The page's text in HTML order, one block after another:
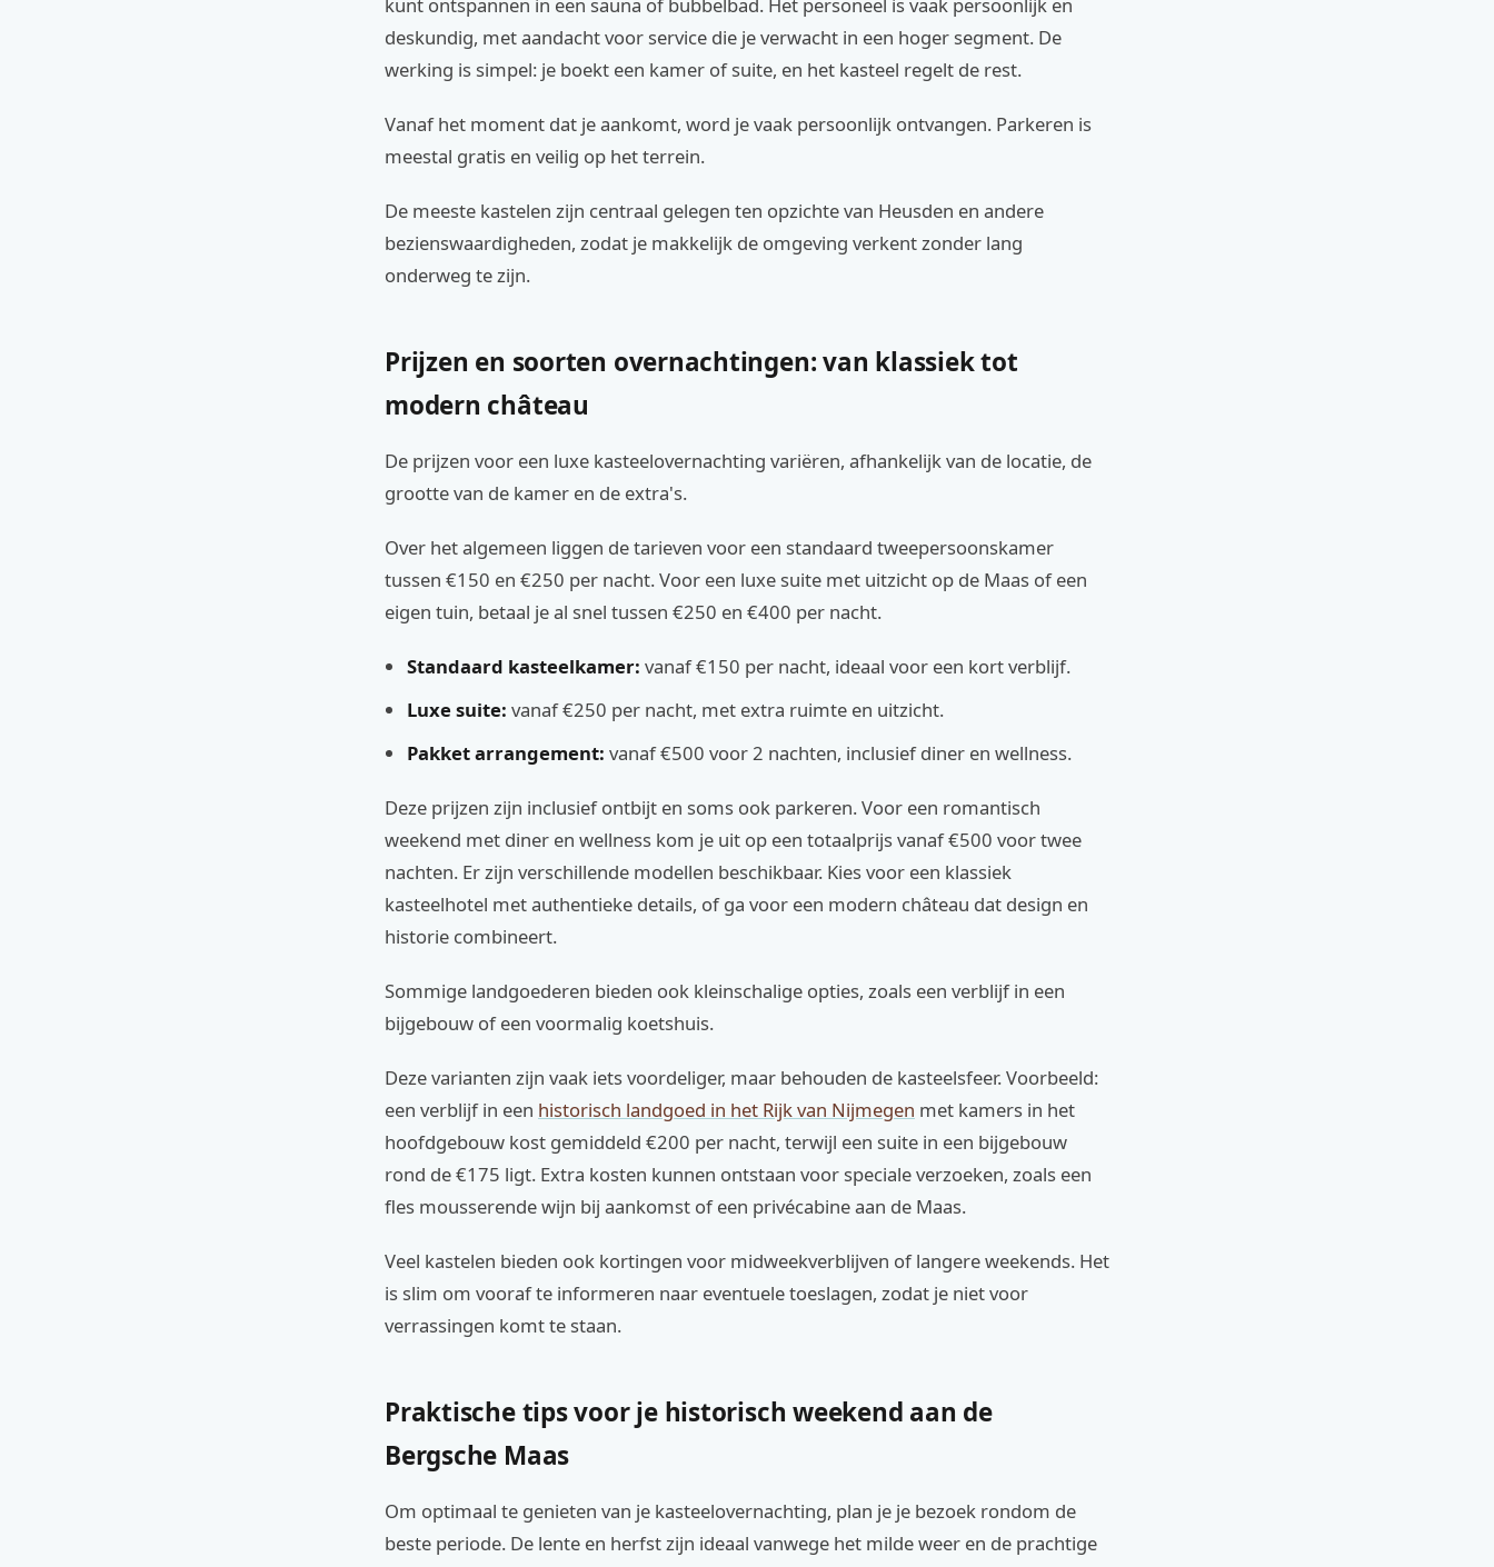
deskundig, met aandacht voor service die je verwacht in een hoger segment. De
werking is simpel: je boekt een kamer of suite, en het kasteel regelt de rest.
Vanaf het moment dat je aankomt, word je vaak persoonlijk ontvangen. Parkeren is
meestal gratis en veilig op het terrein.
De meeste kastelen zijn centraal gelegen ten opzichte van Heusden en andere
bezienswaardigheden, zodat je makkelijk de omgeving verkent zonder lang
onderweg te zijn.
Prijzen en soorten overnachtingen: van klassiek tot
modern château
De prijzen voor een luxe kasteelovernachting variëren, afhankelijk van de locatie, de
grootte van de kamer en de extra's.
Over het algemeen liggen de tarieven voor een standaard tweepersoonskamer
tussen €150 en €250 per nacht. Voor een luxe suite met uitzicht op de Maas of een
eigen tuin, betaal je al snel tussen €250 en €400 per nacht.
Standaard kasteelkamer: vanaf €150 per nacht, ideaal voor een kort verblijf.
Luxe suite: vanaf €250 per nacht, met extra ruimte en uitzicht.
Pakket arrangement: vanaf €500 voor 2 nachten, inclusief diner en wellness.
Deze prijzen zijn inclusief ontbijt en soms ook parkeren. Voor een romantisch
weekend met diner en wellness kom je uit op een totaalprijs vanaf €500 voor twee
nachten. Er zijn verschillende modellen beschikbaar. Kies voor een klassiek
kasteelhotel met authentieke details, of ga voor een modern château dat design en
historie combineert.
Sommige landgoederen bieden ook kleinschalige opties, zoals een verblijf in een
bijgebouw of een voormalig koetshuis.
Deze varianten zijn vaak iets voordeliger, maar behouden de kasteelsfeer. Voorbeeld:
een verblijf in een historisch landgoed in het Rijk van Nijmegen met kamers in het
hoofdgebouw kost gemiddeld €200 per nacht, terwijl een suite in een bijgebouw
rond de €175 ligt. Extra kosten kunnen ontstaan voor speciale verzoeken, zoals een
fles mousserende wijn bij aankomst of een privécabine aan de Maas.
Veel kastelen bieden ook kortingen voor midweekverblijven of langere weekends. Het
is slim om vooraf te informeren naar eventuele toeslagen, zodat je niet voor
verrassingen komt te staan.
Praktische tips voor je historisch weekend aan de
Bergsche Maas
Om optimaal te genieten van je kasteelovernachting, plan je je bezoek rondom de
beste periode. De lente en herfst zijn ideaal vanwege het milde weer en de prachtige